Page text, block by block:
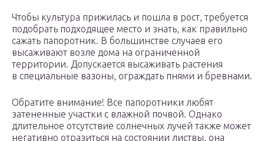
Чтобы культура прижилась и пошла в рост, требуется
подобрать подходящее место и знать, как правильно
сажать папоротник. В большинстве случаев его
высаживают возле дома на ограниченной
территории. Допускается высаживать растения
в специальные вазоны, ограждать пнями и бревнами.
Обратите внимание! Все папоротники любят
затененные участки с влажной почвой. Однако
длительное отсутствие солнечных лучей также может
негативно отразиться на состоянии листвы, она